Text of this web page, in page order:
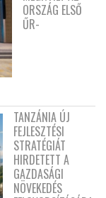
ORSZÁG ELSŐ
ŰR-
TANZÁNIA ÚJ
FEJLESZTÉSI
STRATÉGIÁT
HIRDETETT A
GAZDASÁGI
NÖVEKEDÉS